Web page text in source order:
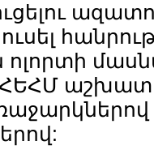
ոլորտի
ՀԵՀՄ